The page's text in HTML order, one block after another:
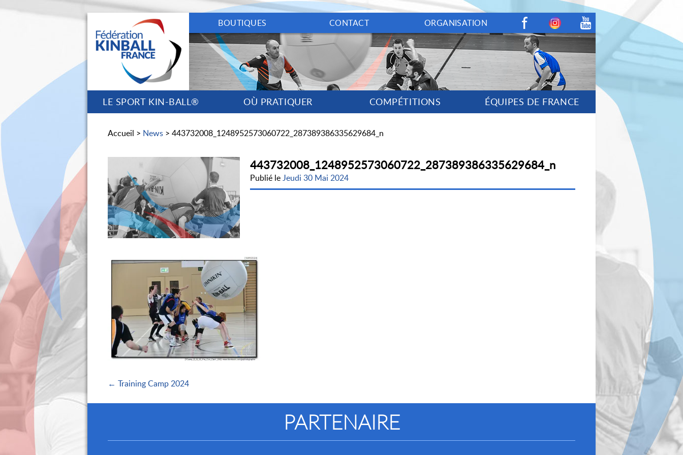
BOUTIQUES CONTACT ORGANISATION
LE SPORT KIN-BALL® OÙ PRATIQUER COMPÉTITIONS ÉQUIPES DE FRANCE
FacebookInstagramYoutube
Accueil > News > 443732008_1248952573060722_287389386335629684_n
443732008_1248952573060722_287389386335629684_n
Publié leJeudi 30 Mai 2024
← Training Camp 2024
PARTENAIRE